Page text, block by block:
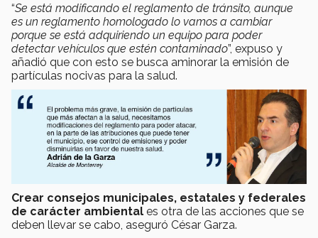
“Se está modificando el reglamento de tránsito, aunque
es un reglamento homologado lo vamos a cambiar
porque se está adquiriendo un equipo para poder
detectar vehículos que estén contaminado”, expuso y
añadió que con esto se busca aminorar la emisión de
partículas nocivas para la salud.
Crear consejos municipales, estatales y federales
de carácter ambiental es otra de las acciones que se
deben llevar se cabo, aseguró César Garza.